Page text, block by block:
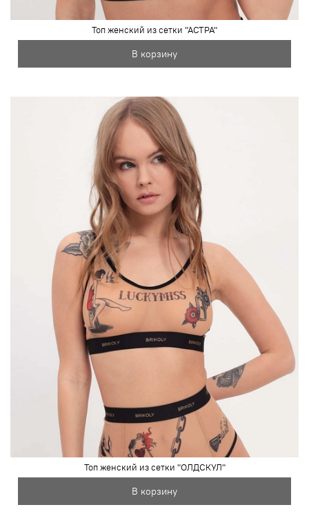
Топ женский из сетки "АСТРА"
В корзину
Топ женский из сетки "ОЛДСКУЛ"
В корзину